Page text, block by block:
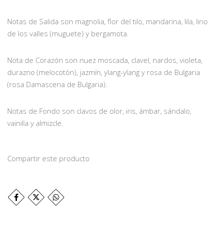
Notas de Salida son magnolia, flor del tilo, mandarina, lila, lirio
de los valles (muguete) y bergamota.
Nota de Corazón son nuez moscada, clavel, nardos, violeta,
durazno (melocotón), jazmín, ylang-ylang y rosa de Bulgaria
(rosa Damascena de Bulgaria).
Notas de Fondo son clavos de olor, iris, ámbar, sándalo,
vainilla y almizcle.
Compartir este producto